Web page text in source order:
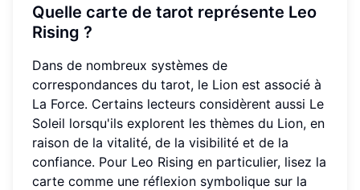
Quelle carte de tarot représente Leo
Rising ?
Dans de nombreux systèmes de
correspondances du tarot, le Lion est associé à
La Force. Certains lecteurs considèrent aussi Le
Soleil lorsqu'ils explorent les thèmes du Lion, en
raison de la vitalité, de la visibilité et de la
confiance. Pour Leo Rising en particulier, lisez la
carte comme une réflexion symbolique sur la